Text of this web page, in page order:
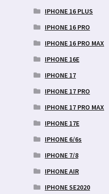
IPHONE 16 PLUS
IPHONE 16 PRO
IPHONE 16 PRO MAX
IPHONE 16E
IPHONE 17
IPHONE 17 PRO
IPHONE 17 PRO MAX
IPHONE 17E
IPHONE 6/6s
IPHONE 7/8
IPHONE AIR
IPHONE SE2020